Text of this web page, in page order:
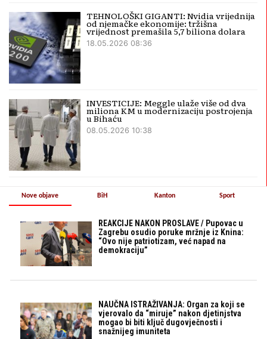
TEHNOLOŠKI GIGANTI: Nvidia vrijednija
od njemačke ekonomije: tržišna
vrijednost premašila 5,7 biliona dolara
18.05.2026 08:36
INVESTICIJE: Meggle ulaže više od dva
miliona KM u modernizaciju postrojenja
u Bihaću
08.05.2026 10:38
Nove objave
REAKCIJE NAKON PROSLAVE / Pupovac u
Zagrebu osudio poruke mržnje iz Knina:
“Ovo nije patriotizam, već napad na
demokraciju”
NAUČNA ISTRAŽIVANJA: Organ za koji se
vjerovalo da “miruje” nakon djetinjstva
mogao bi biti ključ dugovječnosti i
snažnijeg imuniteta
BiH Kanton Sport